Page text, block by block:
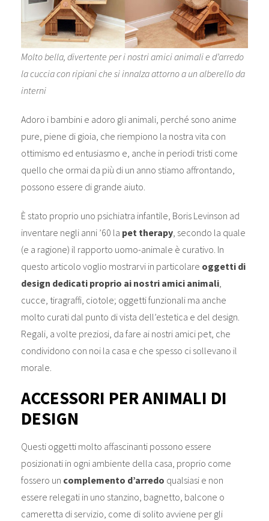
Molto bella, divertente per i nostri amici animali e d’arredo
la cuccia con ripiani che si innalza attorno a un alberello da
interni
Adoro i bambini e adoro gli animali, perché sono anime
pure, piene di gioia, che riempiono la nostra vita con
ottimismo ed entusiasmo e, anche in periodi tristi come
quello che ormai da più di un anno stiamo affrontando,
possono essere di grande aiuto.
È stato proprio uno psichiatra infantile, Boris Levinson ad
inventare negli anni ’60 la pet therapy, secondo la quale
(e a ragione) il rapporto uomo-animale è curativo. In
questo articolo voglio mostrarvi in particolare oggetti di
design dedicati proprio ai nostri amici animali,
cucce, tiragraffi, ciotole; oggetti funzionali ma anche
molto curati dal punto di vista dell’estetica e del design.
Regali, a volte preziosi, da fare ai nostri amici pet, che
condividono con noi la casa e che spesso ci sollevano il
morale.
ACCESSORI PER ANIMALI DI
DESIGN
Questi oggetti molto affascinanti possono essere
posizionati in ogni ambiente della casa, proprio come
fossero un complemento d’arredo qualsiasi e non
essere relegati in uno stanzino, bagnetto, balcone o
cameretta di servizio, come di solito avviene per gli